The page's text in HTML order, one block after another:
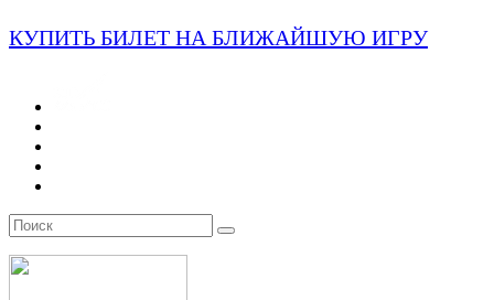
КУПИТЬ БИЛЕТ НА БЛИЖАЙШУЮ ИГРУ